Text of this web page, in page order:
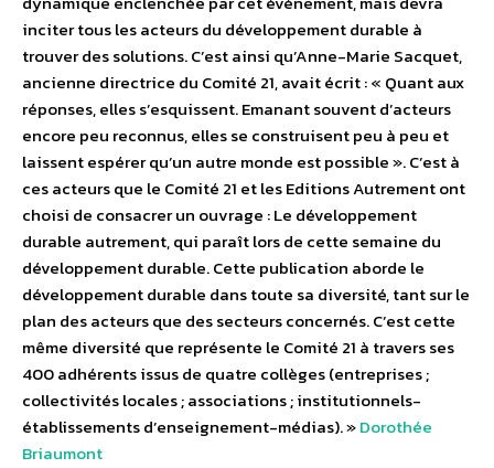
inciter tous les acteurs du développement durable à
trouver des solutions. C’est ainsi qu’Anne-Marie Sacquet,
ancienne directrice du Comité 21, avait écrit : « Quant aux
réponses, elles s’esquissent. Emanant souvent d’acteurs
encore peu reconnus, elles se construisent peu à peu et
laissent espérer qu’un autre monde est possible ». C’est à
ces acteurs que le Comité 21 et les Editions Autrement ont
choisi de consacrer un ouvrage : Le développement
durable autrement, qui paraît lors de cette semaine du
développement durable. Cette publication aborde le
développement durable dans toute sa diversité, tant sur le
plan des acteurs que des secteurs concernés. C’est cette
même diversité que représente le Comité 21 à travers ses
400 adhérents issus de quatre collèges (entreprises ;
collectivités locales ; associations ; institutionnels-
établissements d’enseignement-médias). »Dorothée
Briaumont